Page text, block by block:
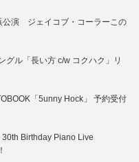
演 ジェイコブ・コーラーこの
グル「長い方 c/w コクハク」リ
「5unny Hock」 予約受付
Birthday Piano Live